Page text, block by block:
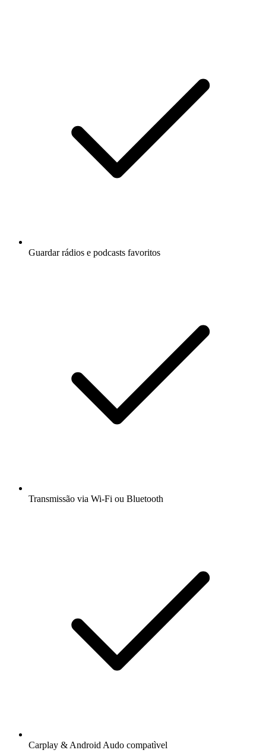
Guardar rádios e podcasts favoritos
Transmissão via Wi-Fi ou Bluetooth
Carplay & Android Audo compatìvel